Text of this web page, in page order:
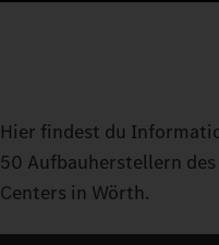
Hier findest du
50 Aufbauherstellern
Centers in Wörth.